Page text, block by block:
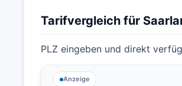
Tarifvergleich für
PLZ eingeben und direkt
Anzeige